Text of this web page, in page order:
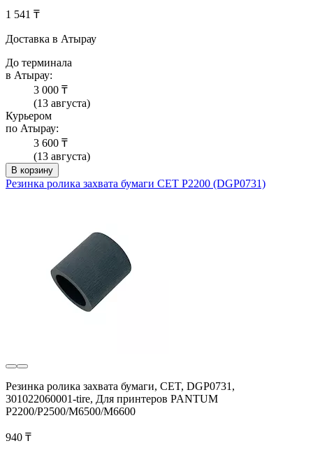
1 541 ₸
Доставка в Атырау
До терминала
в Атырау:
3 000 ₸
(13 августа)
Курьером
по Атырау:
3 600 ₸
(13 августа)
В корзину
Резинка ролика захвата бумаги CET P2200 (DGP0731)
Резинка ролика захвата бумаги, CET, DGP0731,
301022060001-tire, Для принтеров PANTUM
P2200/P2500/M6500/M6600
940 ₸